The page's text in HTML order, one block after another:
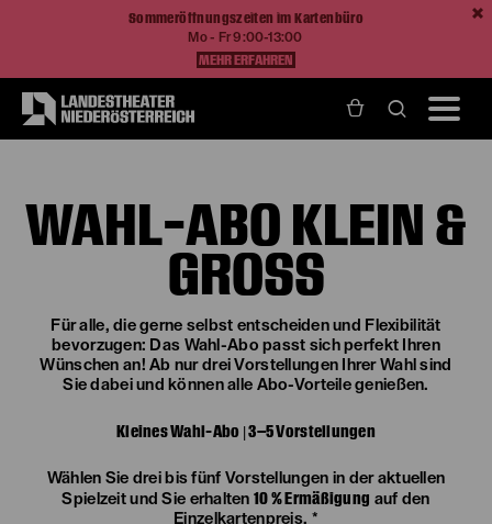
Sommeröffnungszeiten im Kartenbüro
Mo - Fr 9:00-13:00
MEHR ERFAHREN
WAHL-ABO KLEIN &
GROSS
Für alle, die gerne selbst entscheiden und Flexibilität
bevorzugen: Das Wahl-Abo passt sich perfekt Ihren
Wünschen an! Ab nur drei Vorstellungen Ihrer Wahl sind
Sie dabei und können alle Abo-Vorteile genießen.
Kleines Wahl-Abo | 3–5 Vorstellungen
Wählen Sie drei bis fünf Vorstellungen in der aktuellen
Spielzeit und Sie erhalten10 % Ermäßigung auf den
Einzelkartenpreis. *